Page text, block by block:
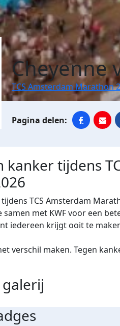
Cheyenne
TCS Amsterdam Marathon
kanker tijdens
TCS Amsterdam
met KWF voor een
iedereen krijgt ooit te
verschil maken. Tegen
galerij